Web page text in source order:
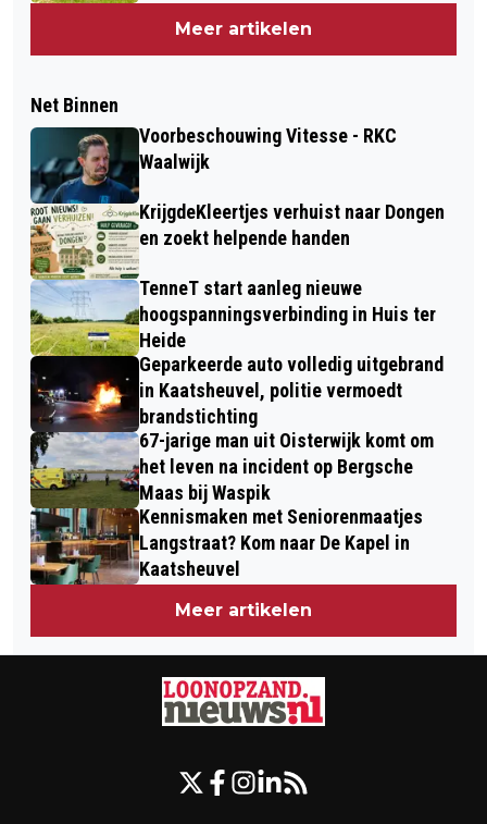
Meer artikelen
Net Binnen
Voorbeschouwing Vitesse - RKC
Waalwijk
KrijgdeKleertjes verhuist naar Dongen
en zoekt helpende handen
TenneT start aanleg nieuwe
hoogspanningsverbinding in Huis ter
Heide
Geparkeerde auto volledig uitgebrand
in Kaatsheuvel, politie vermoedt
brandstichting
67-jarige man uit Oisterwijk komt om
het leven na incident op Bergsche
Maas bij Waspik
Kennismaken met Seniorenmaatjes
Langstraat? Kom naar De Kapel in
Kaatsheuvel
Meer artikelen